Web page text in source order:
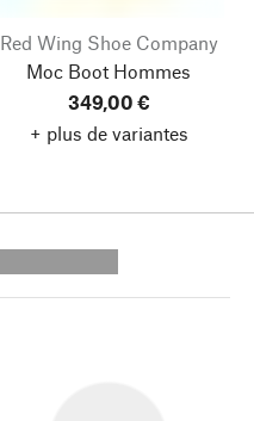
Red Wing Shoe Company
Moc Boot Hommes
349,00 €
+ plus de variantes